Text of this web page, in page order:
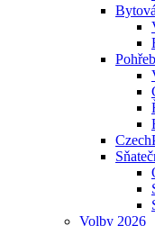
Volby 2026